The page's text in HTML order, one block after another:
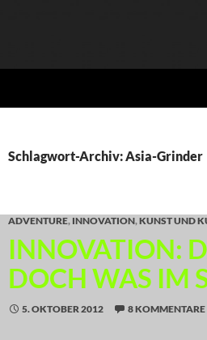
Schlagwort-Archiv: Asia-Grinder
ADVENTURE, INNOVATION,KUNST UND
INNOVATION:
DOCH WAS IM
5. OKTOBER 2012 8 KOMMENTARE